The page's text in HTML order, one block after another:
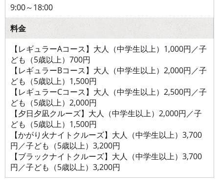
9:00～18:00
料金
【レギュラーAコース】大人（中学生以上）1,000円／子
ども（5歳以上）700円
【レギュラーBコース】大人（中学生以上）2,000円／子
ども（5歳以上）1,500円
【レギュラーCコース】大人（中学生以上）2,500円／子
ども（5歳以上）2,000円
【夕日夕凪クルーズ】大人（中学生以上）2,000円／子
ども（5歳以上）1,500円
【かがり火ナイトクルーズ】大人（中学生以上）3,700
円／子ども（5歳以上）3,200円
【ブラックナイトクルーズ】大人（中学生以上）3,700
円／子ども（5歳以上）3,200円